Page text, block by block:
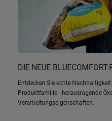
DIE NEUE
Entdecken Sie echte
Produktfamilie - herausragende
Verarbeitungseigenschaften.